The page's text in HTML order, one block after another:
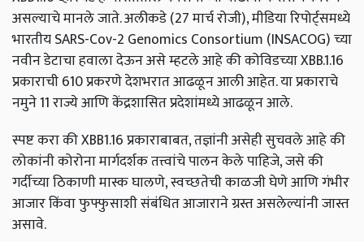
असल्याचे मानले जाते. अलीकडे (27 मार्च रोजी), मीडिया रिपोर्ट्समध्ये
भारतीय SARS-Cov-2 Genomics Consortium (INSACOG) च्या
नवीन डेटाचा हवाला देऊन असे म्हटले आहे की कोविडच्या XBB.1.16
प्रकाराची 610 प्रकरणे देशभरात आढळून आली आहेत. या प्रकाराचे
नमुने 11 राज्ये आणि केंद्रशासित प्रदेशांमध्ये आढळून आले.
स्पष्ट करा की XBB1.16 प्रकाराबाबत, तज्ञांनी असेही सुचवले आहे की
लोकांनी कोरोना मार्गदर्शक तत्त्वांचे पालन केले पाहिजे, जसे की
गर्दीच्या ठिकाणी मास्क घालणे, स्वच्छतेची काळजी घेणे आणि गंभीर
आजार किंवा फुफ्फुसाशी संबंधित आजाराने ग्रस्त असलेल्यांनी जास्त
असावे.